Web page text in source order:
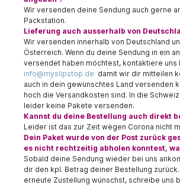
Wir versenden deine Sendung auch gerne
Packstation.
Lieferung auch ausserhalb von
Wir versenden innerhalb von Deutschland
Österreich. Wenn du deine Sendung in ein
versendet haben möchtest, kontaktiere uns
info@myslipstop.de damit wir dir mitteilen
auch in dein gewünschtes Land versenden
hoch die Versandkosten sind. In die
leider keine Pakete versenden.
Kannst du deine Bestellung auch direkt
Leider ist das zur Zeit wegen Corona nicht
Dein Paket wurde von der Post zurück
es nicht rechtzeitig abholen konntest,
Sobald deine Sendung wieder bei uns
dir den kpl. Betrag deiner Bestellung
erneute Zustellung wünschst, schreibe uns